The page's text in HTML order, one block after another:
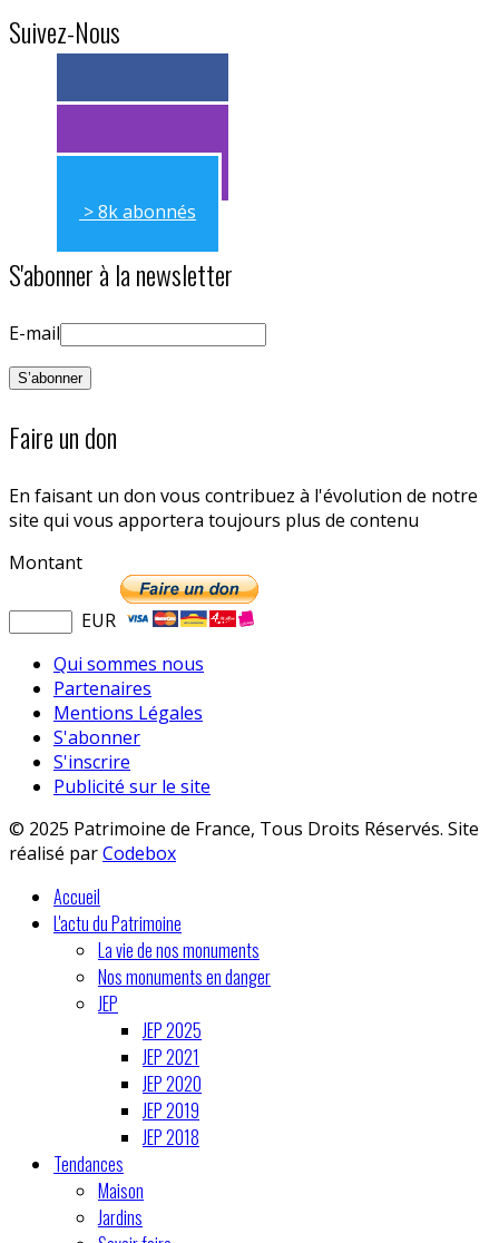
Suivez-Nous
> 11k abonnés
> 11k abonnés
> 8k abonnés
S'abonner à la newsletter
E-mail
Faire un don
En faisant un don vous contribuez à l'évolution de notre
site qui vous apportera toujours plus de contenu
Montant
EUR
Qui sommes nous
Partenaires
Mentions Légales
S'abonner
S'inscrire
Publicité sur le site
© 2025 Patrimoine de France, Tous Droits Réservés. Site
réalisé parCodebox
Accueil
L'actu du Patrimoine
La vie de nos monuments
Nos monuments en danger
JEP
JEP 2025
JEP 2021
JEP 2020
JEP 2019
JEP 2018
Tendances
Maison
Jardins